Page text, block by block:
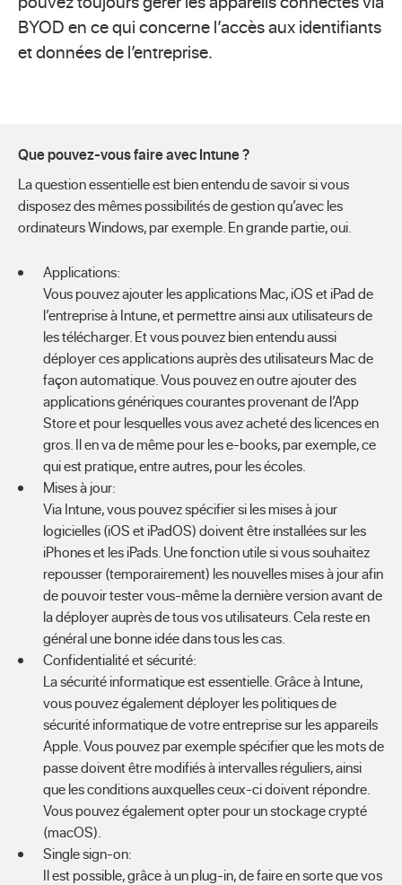
BYOD en ce qui concerne l’accès aux identifiants
et données de l’entreprise.
Que pouvez-vous faire avec Intune ?
La question essentielle est bien entendu de savoir si vous
disposez des mêmes possibilités de gestion qu’avec les
ordinateurs Windows, par exemple. En grande partie, oui.
Applications:
Vous pouvez ajouter les applications Mac, iOS et iPad de
l’entreprise à Intune, et permettre ainsi aux utilisateurs de
les télécharger. Et vous pouvez bien entendu aussi
déployer ces applications auprès des utilisateurs Mac de
façon automatique. Vous pouvez en outre ajouter des
applications génériques courantes provenant de l’App
Store et pour lesquelles vous avez acheté des licences en
gros. Il en va de même pour les e-books, par exemple, ce
qui est pratique, entre autres, pour les écoles.
Mises à jour:
Via Intune, vous pouvez spécifier si les mises à jour
logicielles (iOS et iPadOS) doivent être installées sur les
iPhones et les iPads. Une fonction utile si vous souhaitez
repousser (temporairement) les nouvelles mises à jour afin
de pouvoir tester vous-même la dernière version avant de
la déployer auprès de tous vos utilisateurs. Cela reste en
général une bonne idée dans tous les cas.
Confidentialité et sécurité:
La sécurité informatique est essentielle. Grâce à Intune,
vous pouvez également déployer les politiques de
sécurité informatique de votre entreprise sur les appareils
Apple. Vous pouvez par exemple spécifier que les mots de
passe doivent être modifiés à intervalles réguliers, ainsi
que les conditions auxquelles ceux-ci doivent répondre.
Vous pouvez également opter pour un stockage crypté
(macOS).
Single sign-on:
Il est possible, grâce à un plug-in, de faire en sorte que vos